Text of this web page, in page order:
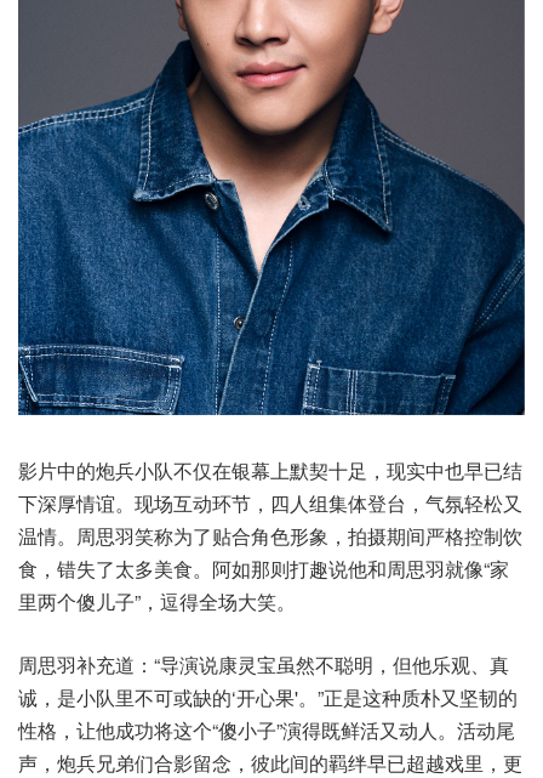
影片中的炮兵小队不仅在银幕上默契十足，现实中也早已结
下深厚情谊。现场互动环节，四人组集体登台，气氛轻松又
温情。周思羽笑称为了贴合角色形象，拍摄期间严格控制饮
食，错失了太多美食。阿如那则打趣说他和周思羽就像“家
里两个傻儿子”，逗得全场大笑。
周思羽补充道：“导演说康灵宝虽然不聪明，但他乐观、真
诚，是小队里不可或缺的‘开心果'。”正是这种质朴又坚韧的
性格，让他成功将这个“傻小子”演得既鲜活又动人。活动尾
声，炮兵兄弟们合影留念，彼此间的羁绊早已超越戏里，更